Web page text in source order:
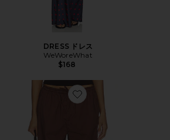
DRESS ドレス
WeWoreWhat
$168
Favorite BALLOON パンツ